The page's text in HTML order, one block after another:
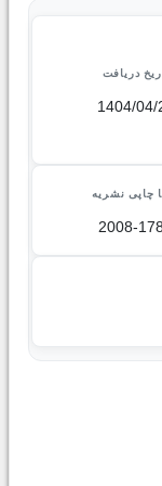
دریافت
1404/04/
چاپی نشریه
2008-